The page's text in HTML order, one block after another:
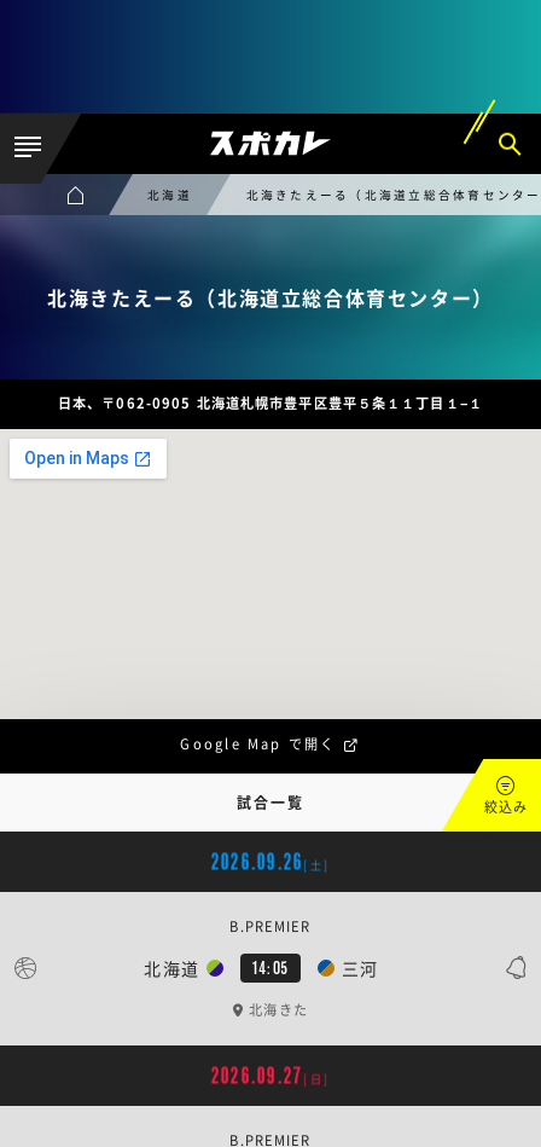
北海道 北海きたえーる（北海道立総合体育センタ
北海きたえーる（北海道立総合体育センター）
日本、〒062-0905 北海道札幌市豊平区豊平５条１１丁目１−１
Google Map で開く
試合一覧 絞込み
2026.09.26 [土]
北海道 14:05 三河
B.PREMIER
北海きた
2026.09.27 [日]
B.PREMIER